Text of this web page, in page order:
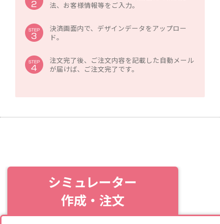
法、お客様情報等をご入力。
決済画面内で、デザインデータをアップロー
ド。
注文完了後、ご注文内容を記載した自動メール
が届けば、ご注文完了です。
シミュレーター
作成・注文